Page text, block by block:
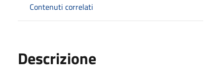
Contenuti correlati
Descrizione